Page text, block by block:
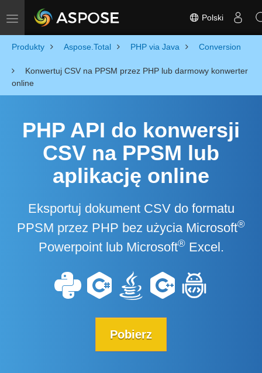
Toggle navigation Polski
Produkty Aspose.Total PHP via Java Conversion
Konwertuj CSV na PPSM przez PHP lub darmowy konwerter
online
PHP API do konwersji
CSV na PPSM lub
aplikację online
Eksportuj dokument CSV do formatu
PPSM przez PHP bez użycia Microsoft®
Powerpoint lub Microsoft®Excel.
Pobierz